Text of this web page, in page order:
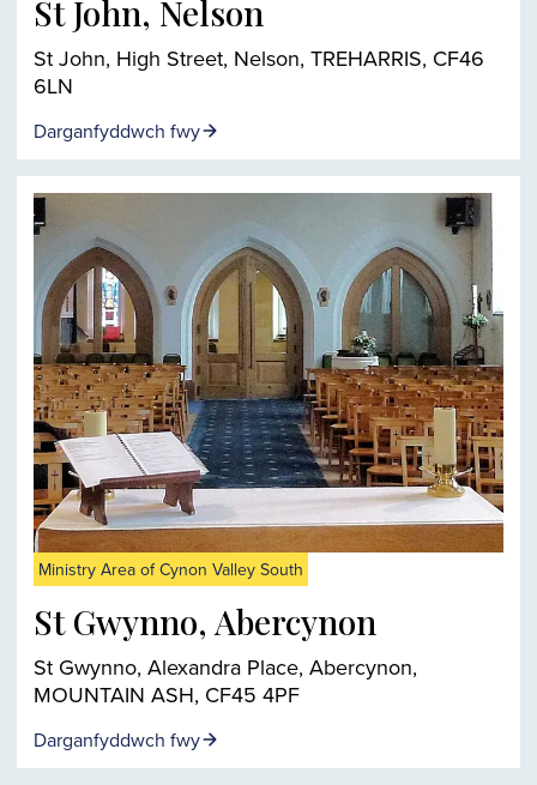
St John, Nelson
St John, High Street, Nelson, TREHARRIS, CF46
6LN
Darganfyddwch fwy
Ministry Area of Cynon Valley South
St Gwynno, Abercynon
St Gwynno, Alexandra Place, Abercynon,
MOUNTAIN ASH, CF45 4PF
Darganfyddwch fwy